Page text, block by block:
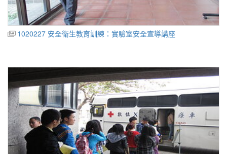
1020227 安全衛生教育訓練：實驗室安全宣導講座